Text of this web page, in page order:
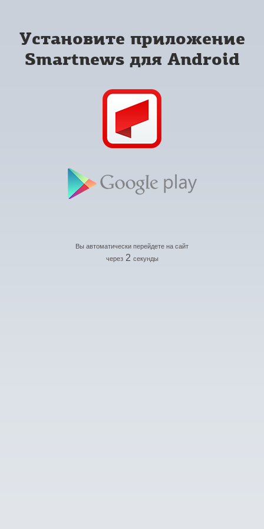
Установите приложение
Smartnews для Android
Вы автоматически перейдете на сайт
через 2 секунды